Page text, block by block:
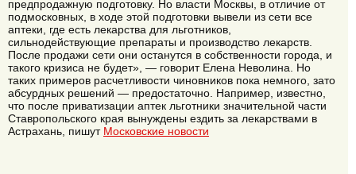
предпродажную подготовку. Но власти Москвы, в отличие от
подмосковных, в ходе этой подготовки вывели из сети все
аптеки, где есть лекарства для льготников,
сильнодействующие препараты и производство лекарств.
После продажи сети они останутся в собственности города, и
такого кризиса не будет», — говорит Елена Неволина. Но
таких примеров расчетливости чиновников пока немного, зато
абсурдных решений — предостаточно. Например, известно,
что после приватизации аптек льготники значительной части
Ставропольского края вынуждены ездить за лекарствами в
Астрахань, пишут Московские новости